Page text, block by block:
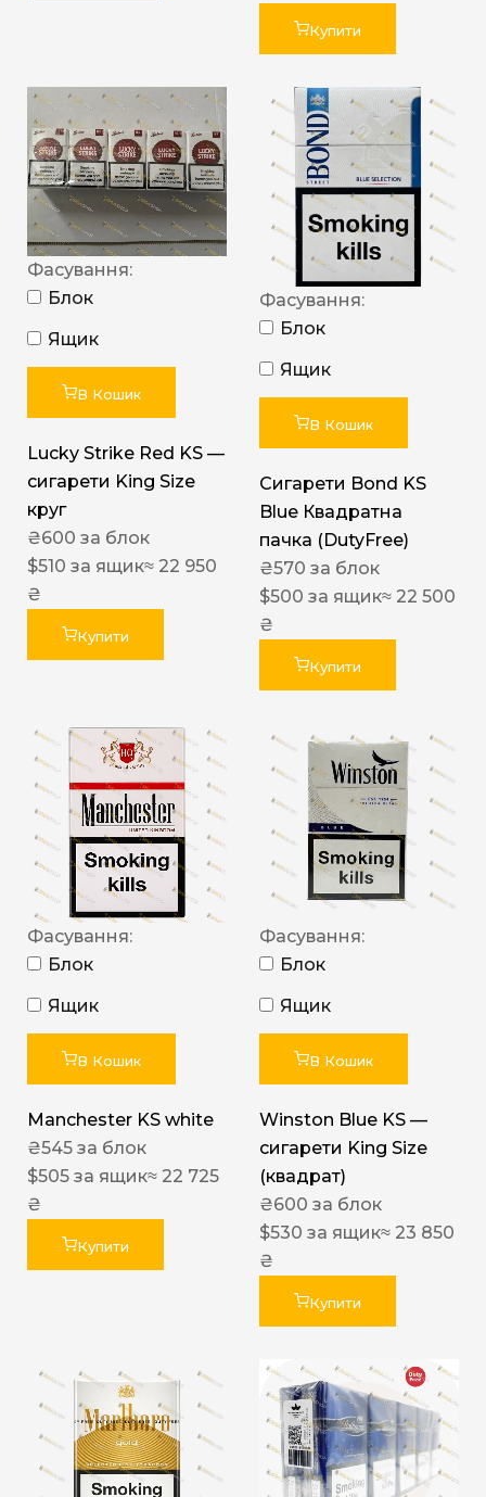
Купити
Фасування:
Блок
Ящик
В Кошик
Lucky Strike Red KS —
сигарети King Size
круг
₴600 за блок
$510 за ящик≈ 22 950
₴
Купити
Фасування:
Блок
Ящик
В Кошик
Сигарети Bond KS
Blue Квадратна
пачка (DutyFree)
₴570 за блок
$500 за ящик≈ 22 500
₴
Купити
Фасування:
Блок
Ящик
В Кошик
Manchester KS white
₴545 за блок
$505 за ящик≈ 22 725
₴
Купити
Фасування:
Блок
Ящик
В Кошик
Winston Blue KS —
сигарети King Size
(квадрат)
₴600 за блок
$530 за ящик≈ 23 850
₴
Купити